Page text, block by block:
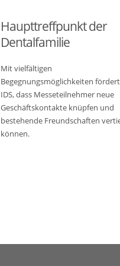
Haupttreffpunkt der
Dentalfamilie
Mit vielfältigen
Begegnungsmöglichkeiten
IDS, dass Messeteilnehmer neue
Geschäftskontakte knüpfen und
bestehende Freundschaften
können.